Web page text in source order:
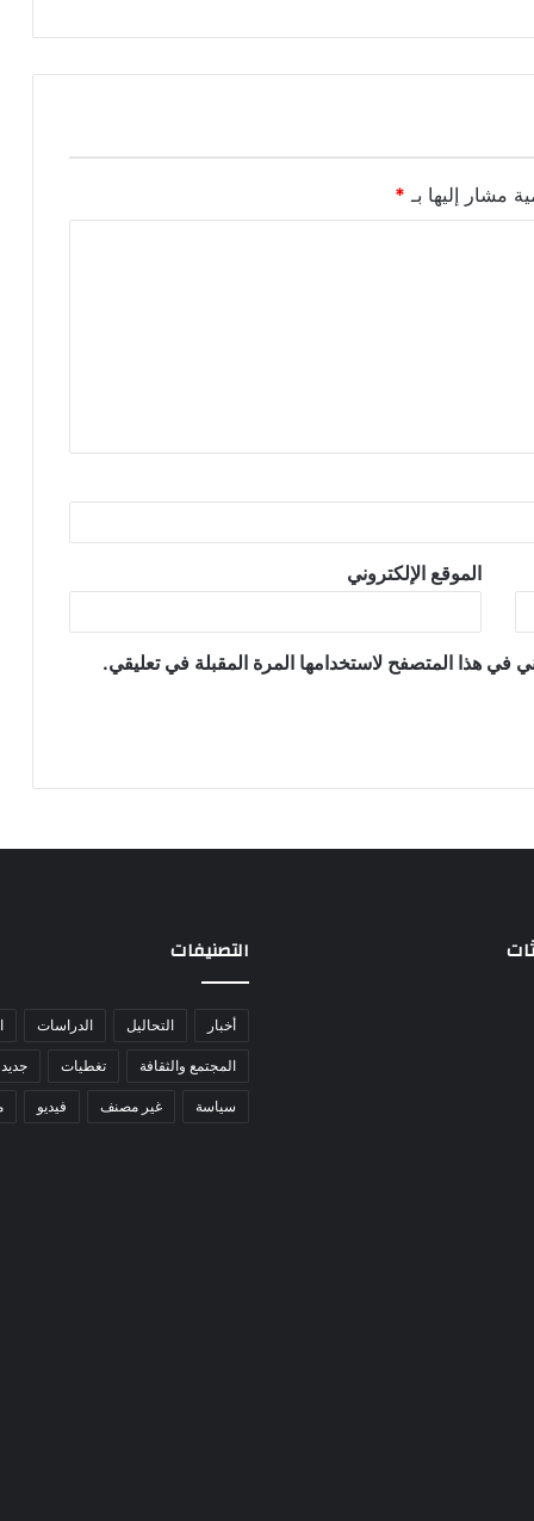
مشار إليها بـ *
الموقع الإلكتروني
في هذا المتصفح لاستخدامها المرة المقبلة في تعليقي.
التصنيفات
أخبار التحاليل الدراسات
المجتمع والثقافة تغطيات جديد
سياسة غير مصنف فيديو